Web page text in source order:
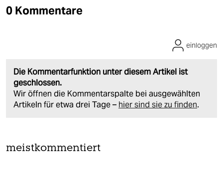
0 Kommentare
Die Kommentarfunktion unter diesem Artikel ist
geschlossen.
Wir öffnen die Kommentarspalte bei ausgewählten
Artikeln für etwa drei Tage – hier sind sie zu finden.
einloggen
meistkommentiert